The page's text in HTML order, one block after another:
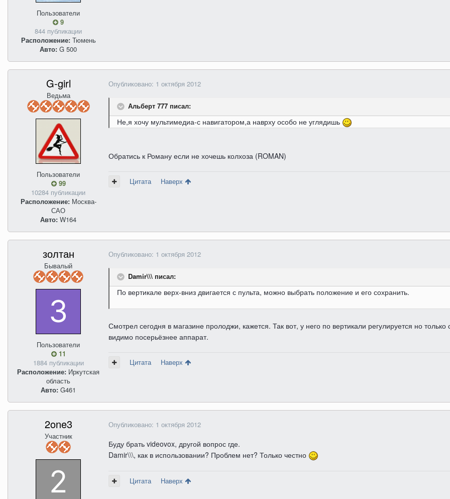
Пользователи
9
844 публикации
Расположение:Тюмень
Авто: G 500
G-girl
Ведьма
Пользователи
99
10284 публикации
Расположение:Москва-
САО
Авто: W164
Опубликовано: 1 октября 2012
Альберт 777 писал:
Не,я хочу мультимедиа-с навигатором,а наврху особо не углядишь
Обратись к Роману если не хочешь колхоза (ROMAN)
Цитата Наверх
золтан
Бывалый
Пользователи
11
1884 публикации
Расположение: Иркутская
область
Авто: G461
Опубликовано: 1 октября 2012
Damir\\\ писал:
По вертикале верх-вниз двигается с пульта, можно выбрать положение и его сохранить.
Смотрел сегодня в магазине пролоджи, кажется. Так вот, у него по вертикали регулируется но
видимо посерьёзнее аппарат.
Цитата Наверх
2one3
Участник
Опубликовано: 1 октября 2012
Буду брать videovox, другой вопрос где.
Damir\\\, как в использовании? Проблем нет? Только честно
Цитата Наверх